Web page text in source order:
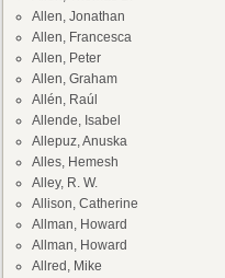
Allen, Jonathan
Allen, Francesca
Allen, Peter
Allen, Graham
Allén, Raúl
Allende, Isabel
Allepuz, Anuska
Alles, Hemesh
Alley, R. W.
Allison, Catherine
Allman, Howard
Allman, Howard
Allred, Mike